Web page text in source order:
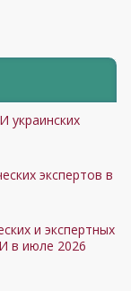
украинских
экспертов в
и экспертных
в июле 2026